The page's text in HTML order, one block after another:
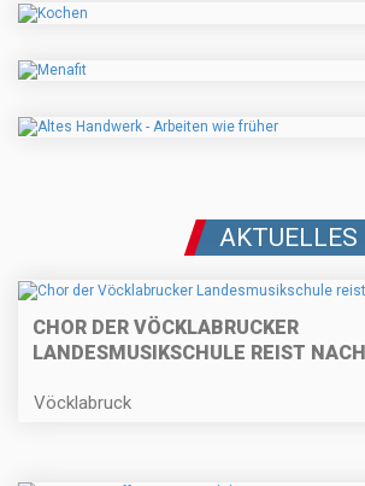
AKTUELLES
CHOR DER VÖCKLABRUCKER
LANDESMUSIKSCHULE REIST
Vöcklabruck